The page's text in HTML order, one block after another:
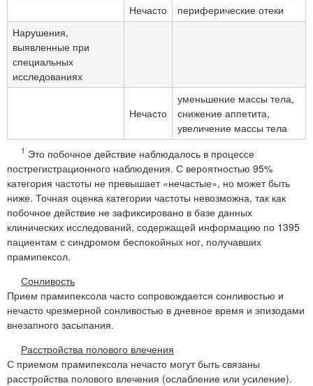
Нечасто
периферические отеки
Нарушения,
выявленные при
специальных
исследованиях
Нечасто
уменьшение массы тела,
снижение аппетита,
увеличение массы тела
1 Это побочное действие наблюдалось в процессе
пострегистрационного наблюдения. С вероятностью 95%
категория частоты не превышает «нечастые», но может быть
ниже. Точная оценка категории частоты невозможна, так как
побочное действие не зафиксировано в базе данных
клинических исследований, содержащей информацию по 1395
пациентам с синдромом беспокойных ног, получавших
прамипексол.
Сонливость
Прием прамипексола часто сопровождается сонливостью и
нечасто чрезмерной сонливостью в дневное время и эпизодами
внезапного засыпания.
Расстройства полового влечения
С приемом прамипексола нечасто могут быть связаны
расстройства полового влечения (ослабление или усиление).